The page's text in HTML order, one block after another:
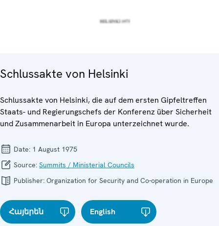
Schlussakte von Helsinki
Schlussakte von Helsinki, die auf dem ersten Gipfeltreffen
Staats- und Regierungschefs der Konferenz über Sicherheit
und Zusammenarbeit in Europa unterzeichnet wurde.
Date: 1 August 1975
Source: Summits / Ministerial Councils
Publisher: Organization for Security and Co-operation in Europe
Հայերեն English